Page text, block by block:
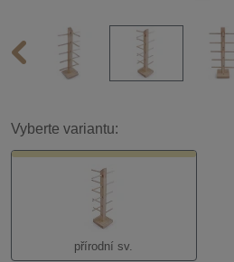
Vyberte variantu:
přírodní sv.